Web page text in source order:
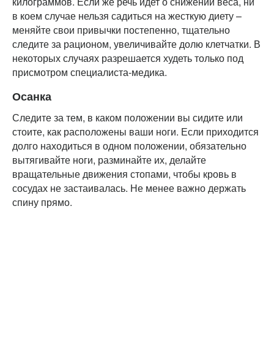
в коем случае нельзя садиться на жесткую диету –
меняйте свои привычки постепенно, тщательно
следите за рационом, увеличивайте долю клетчатки. В
некоторых случаях разрешается худеть только под
присмотром специалиста-медика.
Осанка
Следите за тем, в каком положении вы сидите или
стоите, как расположены ваши ноги. Если приходится
долго находиться в одном положении, обязательно
вытягивайте ноги, разминайте их, делайте
вращательные движения стопами, чтобы кровь в
сосудах не застаивалась. Не менее важно держать
спину прямо.